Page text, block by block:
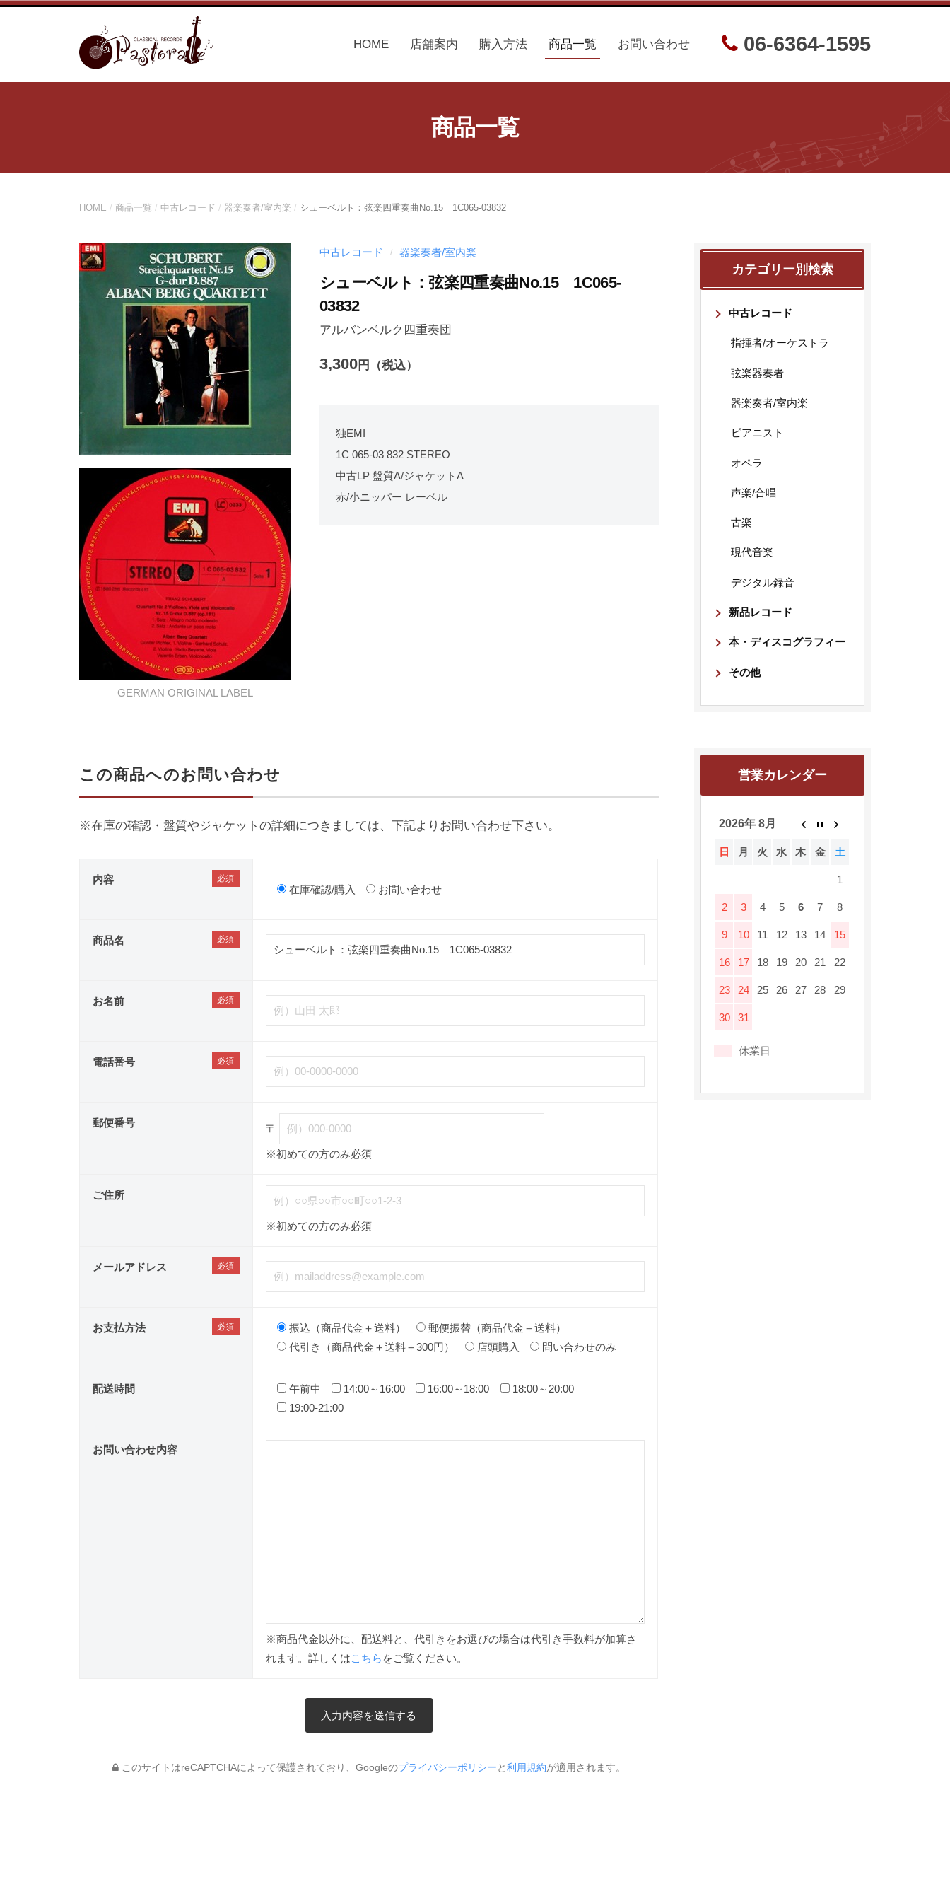
コ
HOME 店舗案内 購入方法 商品一覧 お問い合わせ 06-6364-1595
商品一覧
HOME / 商品一覧 / 中古レコード / 器楽奏者/室内楽 / シューベルト：弦楽四重奏曲No.15 1C065-03832
中古レコード / 器楽奏者/室内楽
シューベルト：弦楽四重奏曲No.15 1C065-
03832
アルバンベルク四重奏団
3,300円（税込）
独EMI
1C 065-03 832 STEREO
中古LP 盤質A/ジャケットA
赤/小ニッパー レーベル
GERMAN ORIGINAL LABEL
この商品へのお問い合わせ
※在庫の確認・盤質やジャケットの詳細につきましては、下記よりお問い合わせ下さい。
内容
在庫確認/購入
お問い合わせ
商品名
お名前
電話番号
郵便番号 〒
※初めての方のみ必須
ご住所
※初めての方のみ必須
メールアドレス
お支払方法 振込（商品代金＋送料）
郵便振替（商品代金＋送料）
代引き（商品代金＋送料＋300円）
店頭購入 問い合わせのみ
配送時間 午前中 14:00～16:00 16:00～18:00
18:00～20:00
19:00-21:00
お問い合わせ内容
※商品代金以外に、配送料と、代引きをお選びの場合は代引き手数料が加算さ
れます。詳しくはこちら をご覧ください。
このサイトはreCAPTCHAによって保護されており、Googleのプライバシーポリシー と 利用規約が適用されます。
カテゴリー別検索
中古レコード
指揮者/オーケストラ
弦楽器奏者
器楽奏者/室内楽
ピアニスト
オペラ
声楽/合唱
古楽
現代音楽
デジタル録音
新品レコード
本・ディスコグラフィー
その他
営業カレンダー
2026年 8月
日 月 火 水 木 金 土
1
2 3 4 5 6 7 8
9 10 11 12 13 14 15
16 17 18 19 20 21 22
23 24 25 26 27 28 29
30 31
休業日